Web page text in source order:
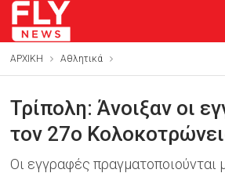
ΑΡΧΙΚΗ Αθλητικά
Τρίπολη: Άνοιξαν οι
τον 27ο
Οι εγγραφές πραγματοποιούνται